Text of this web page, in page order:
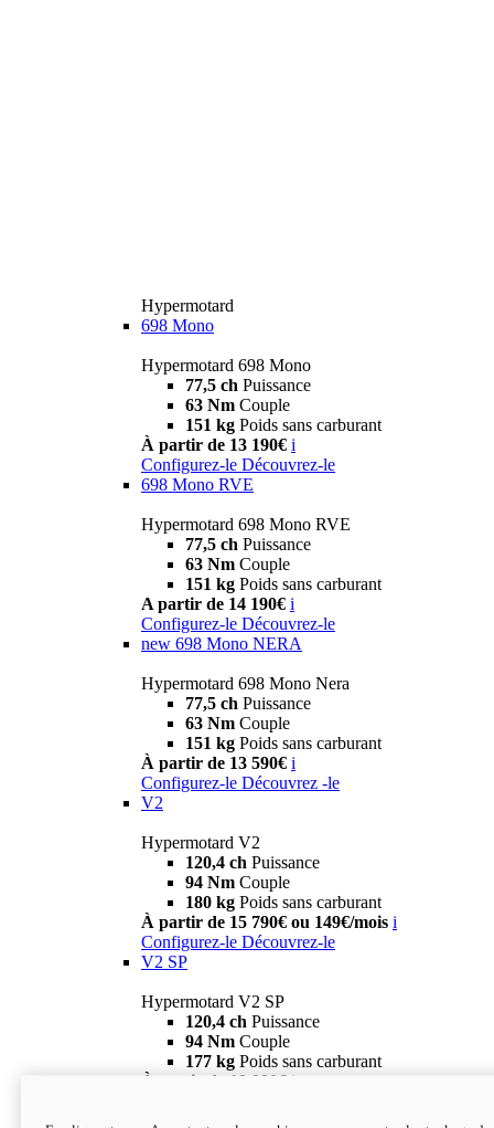
Hypermotard
698 Mono
Hypermotard 698 Mono
77,5 ch Puissance
63 Nm Couple
151 kg Poids sans carburant
À partir de 13 190€ i
Configurez-le Découvrez-le
698 Mono RVE
Hypermotard 698 Mono RVE
77,5 ch Puissance
63 Nm Couple
151 kg Poids sans carburant
A partir de 14 190€ i
Configurez-le Découvrez-le
new 698 Mono NERA
Hypermotard 698 Mono Nera
77,5 ch Puissance
63 Nm Couple
151 kg Poids sans carburant
À partir de 13 590€ i
Configurez-le Découvrez -le
V2
Hypermotard V2
120,4 ch Puissance
94 Nm Couple
180 kg Poids sans carburant
À partir de 15 790€ ou 149€/mois i
Configurez-le Découvrez-le
V2 SP
Hypermotard V2 SP
120,4 ch Puissance
94 Nm Couple
177 kg Poids sans carburant
À partir de 19 990€ i
new
V2 SP 100